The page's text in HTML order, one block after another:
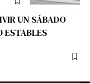
UN SÁBADO
ESTABLES